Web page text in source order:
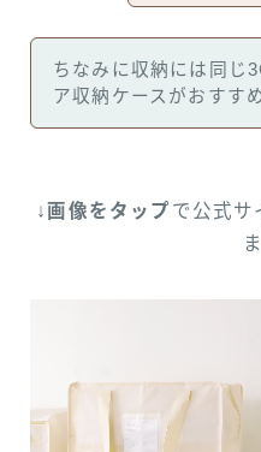
ちなみに収納には同じ
ア収納ケースがおすす
↓画像をタップ で公式サ